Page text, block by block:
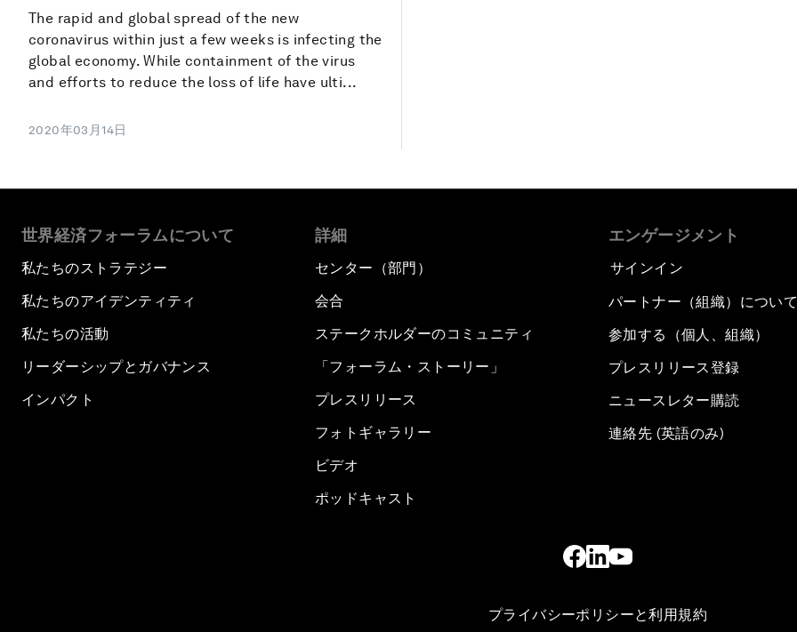
The rapid and global spread of the new
coronavirus within just a few weeks is infecting the
global economy. While containment of the virus
and efforts to reduce the loss of life have ulti...
2020年03月14日
世界経済フォーラムについて
私たちのストラテジー
私たちのアイデンティティ
私たちの活動
リーダーシップとガバナンス
インパクト
詳細
センター（部門）
会合
ステークホルダーのコミュニティ
「フォーラム・ストーリー」
プレスリリース
フォトギャラリー
ビデオ
ポッドキャスト
エンゲージメント
サインイン
パートナー（組織）について
参加する（個人、組織）
プレスリリース登録
ニュースレター購読
連絡先 (英語のみ)
プライバシーポリシーと利用規約